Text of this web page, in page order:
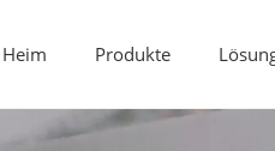
Heim Produkte